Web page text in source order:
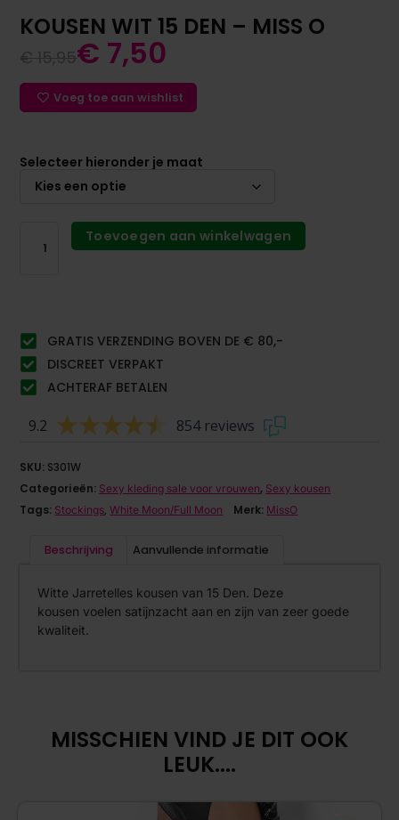
KOUSEN WIT 15 DEN – MISS O
€ 7,50
Voeg toe aan wishlist
Selecteer hieronder je maat
Toevoegen aan winkelwagen
GRATIS VERZENDING BOVEN DE € 80,-
DISCREET VERPAKT
ACHTERAF BETALEN
9.2 854 reviews
SKU: S301W
Categorieën: Sexy kleding sale voor vrouwen, Sexy kousen
Tags: Stockings,White Moon/Full Moon Merk: MissO
Beschrijving Aanvullende informatie
Witte Jarretelles kousen van 15 Den. Deze
kousen voelen satijnzacht aan en zijn van zeer goede
kwaliteit.
MISSCHIEN VIND JE DIT OOK
LEUK....